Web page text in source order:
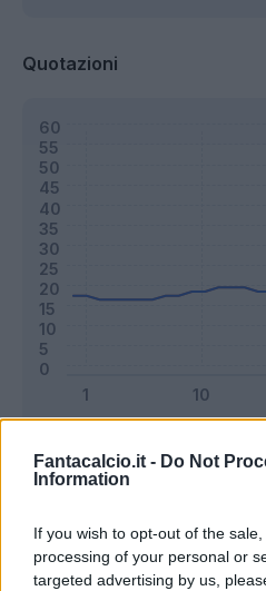
Fantacalcio.it - Do Not
Information
If you wish to opt-out of the
processing of your personal or
targeted advertising by us,
Quotazioni
Riepilogo stagione